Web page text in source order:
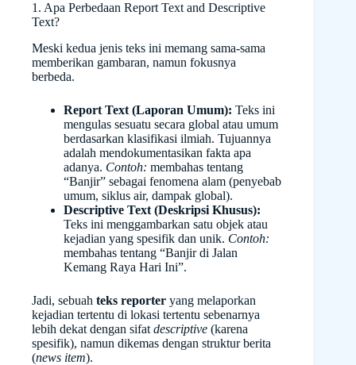
1. Apa Perbedaan Report Text and Descriptive
Text?
Meski kedua jenis teks ini memang sama-sama
memberikan gambaran, namun fokusnya
berbeda.
Report Text (Laporan Umum): Teks ini
mengulas sesuatu secara global atau umum
berdasarkan klasifikasi ilmiah. Tujuannya
adalah mendokumentasikan fakta apa
adanya. Contoh: membahas tentang
“Banjir” sebagai fenomena alam (penyebab
umum, siklus air, dampak global).
Descriptive Text (Deskripsi Khusus):
Teks ini menggambarkan satu objek atau
kejadian yang spesifik dan unik. Contoh:
membahas tentang “Banjir di Jalan
Kemang Raya Hari Ini”.
Jadi, sebuah teks reporter yang melaporkan
kejadian tertentu di lokasi tertentu sebenarnya
lebih dekat dengan sifat descriptive (karena
spesifik), namun dikemas dengan struktur berita
(news item).